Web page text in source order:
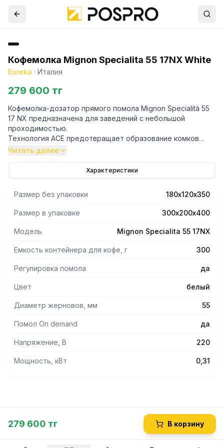
Кофемолка Mignon Specialita 55 17NX White
Eureka · Италия
279 600 тг
Кофемолка-дозатор прямого помола Mignon Specialità 55
17 NX предназначена для заведений с небольшой
проходимостью.
Технология ACE предотвращает образование комков
молотого кофе.
эспрессо, так и для всех видов фильтр-кофе.
портафильтра.
Система бесступенчатой микрометрической регулировки
помола, запатентованная Eureka, обеспечивает высокую
точность настройки и экономию времени и кофе.
Сенсорная панель управления с дисплеем. Счетчик
порций. Режим непрерывной работы.
Плоские жернова из закаленной стали.
Низкий уровень шума при работе.
Боковые панели из нержавеющей стали.
Читать далее
Характеристики
Размер без упаковки 180х120х350
Размер в упаковке 300х200х400
Модель Mignon Specialita 55 17NX
Емкость контейнера для кофе, г 300
Регулировка помола да
Цвет белый
Диаметр жерновов, мм 55
Помол On demand да
Напряжение, В 220
Мощность, кВт 0,31
279 600 тг В корзину